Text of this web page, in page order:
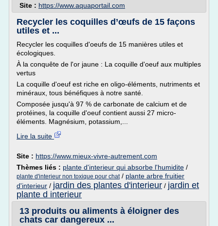
Site : https://www.aquaportail.com
Recycler les coquilles d’œufs de 15 façons
utiles et ...
Recycler les coquilles d'oeufs de 15 manières utiles et
écologiques.
À la conquête de l'or jaune : La coquille d'oeuf aux multiples
vertus
La coquille d'oeuf est riche en oligo-éléments, nutriments et
minéraux, tous bénéfiques à notre santé.
Composée jusqu'à 97 % de carbonate de calcium et de
protéines, la coquille d'oeuf contient aussi 27 micro-
éléments. Magnésium, potassium,...
Lire la suite
Site : https://www.mieux-vivre-autrement.com
Thèmes liés : plante d'interieur qui absorbe l'humidite /
plante d'interieur non toxique pour chat/ plante arbre fruitier
d'interieur / jardin des plantes d'interieur / jardin et
plante d interieur
13 produits ou aliments à éloigner des
chats car dangereux ...